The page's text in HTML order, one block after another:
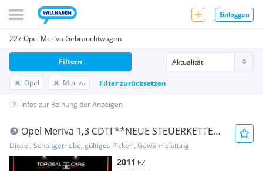
Einloggen
227 Opel Meriva Gebrauchtwagen
Opel Meriva Filter zurücksetzen
Filtern
Infos zur Reihung der Anzeigen
Opel Meriva 1,3 CDTI **NEUE STEUERKETTE
**NEUES PICK...
Diesel, Schaltgetriebe, gültiges Pickerl, Gewährleistung
2011 EZ